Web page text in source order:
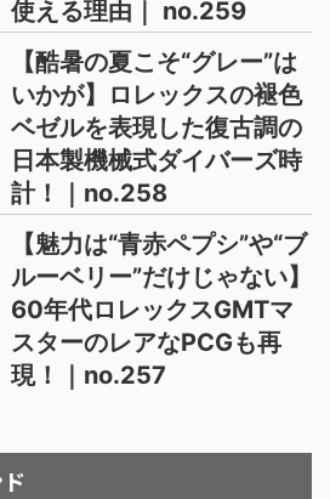
使える理由｜ no.259
【酷暑の夏こそ“グレー”は
いかが】ロレックスの褪色
ベゼルを表現した復古調の
日本製機械式ダイバーズ時
計！｜no.258
【魅力は“青赤ペプシ”や“ブ
ルーベリー”だけじゃない】
60年代ロレックスGMTマ
スターのレアなPCGも再
現！｜no.257